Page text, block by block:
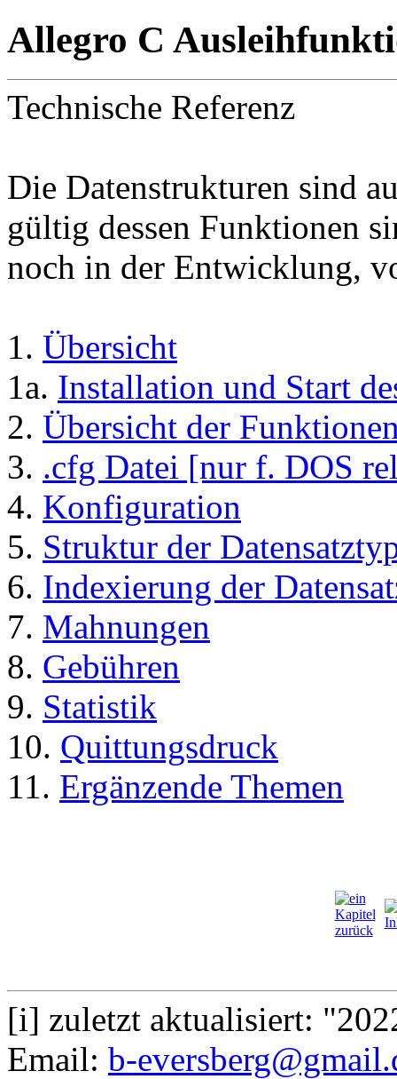
Allegro C
Technische Referenz
Die Datenstrukturen sind
gültig dessen Funktionen
noch in der Entwicklung,
1. Übersicht
1a. Installation und Start
2. Übersicht der
3. .cfg Datei [nur f. DOS
4. Konfiguration
5. Struktur der
6. Indexierung der
7. Mahnungen
8. Gebühren
9. Statistik
10. Quittungsdruck
11. Ergänzende Themen
[i] zuletzt aktualisiert:
Email: b-